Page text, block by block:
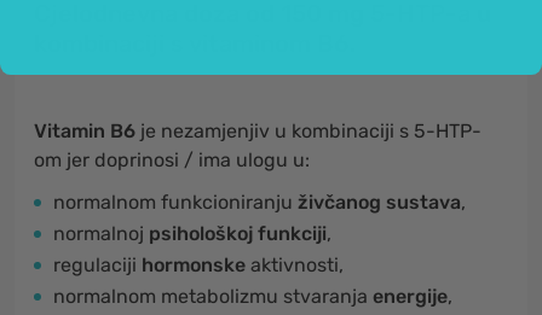
Vitamin B6 je nezamjenjiv u kombinaciji s 5-HTP-
om jer doprinosi / ima ulogu u:
normalnom funkcioniranju živčanog sustava,
normalnoj psihološkoj funkciji,
regulaciji hormonske aktivnosti,
normalnom metabolizmu stvaranja energije,